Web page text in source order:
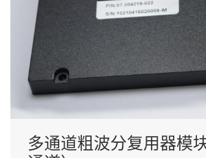
多通道粗波分复用器模